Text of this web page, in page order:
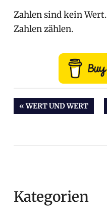
Zahlen sind kein Wert.
Zahlen zählen.
VORHERIGER
WERT UND WERT
Kategorien